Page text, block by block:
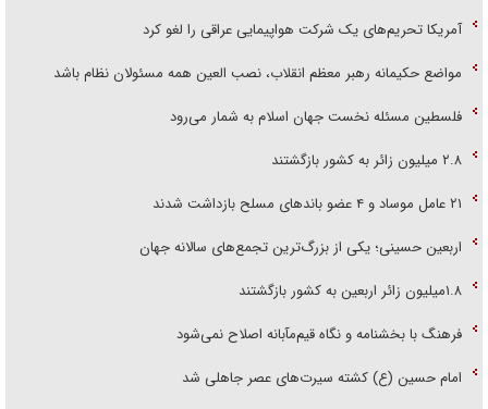
آمریکا تحریم‌های یک شرکت هواپیمایی عراقی را لغو کرد
مواضع حکیمانه رهبر معظم انقلاب، نصب العین همه مسئولان نظام باشد
فلسطین مسئله نخست جهان اسلام به شمار می‌رود
۲.۸ میلیون زائر به کشور بازگشتند
۲۱ عامل موساد و ۴ عضو باند‌های مسلح بازداشت شدند
اربعین حسینی؛ یکی از بزرگ‌ترین تجمع‌های سالانه جهان
۱.۸میلیون زائر اربعین به کشور بازگشتند
فرهنگ با بخشنامه و نگاه قیم‌مآبانه اصلاح نمی‌شود
امام حسین (ع) کشته سیرت‌های عصر جاهلی شد